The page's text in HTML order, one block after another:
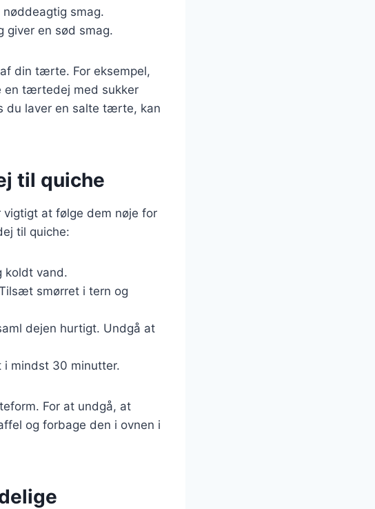
smag.
en sød smag.
din tærte. For eksempel,
tærtedej med sukker
du laver en salte tærte, kan
til quiche
at følge dem nøje for
til quiche:
koldt vand.
smørret i tern og
dejen hurtigt. Undgå at
mindst 30 minutter.
For at undgå, at
og forbage den i ovnen i